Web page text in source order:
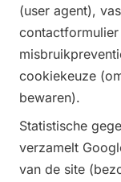
(user agent),
cookiekeuze
bewaren).
Statistische
verzamelt
van de site